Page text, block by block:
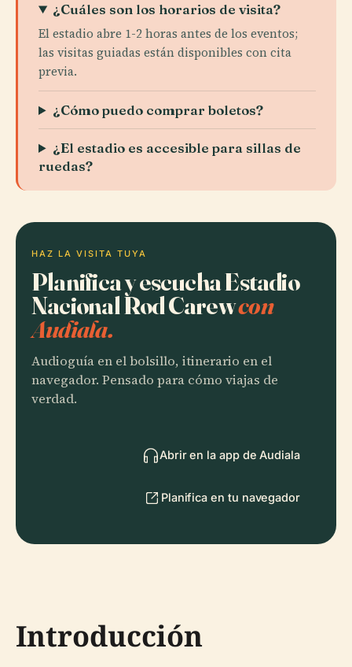
¿Cuáles son los horarios de visita?
El estadio abre 1-2 horas antes de los eventos;
las visitas guiadas están disponibles con cita
previa.
¿Cómo puedo comprar boletos?
¿El estadio es accesible para sillas de
ruedas?
HAZ LA VISITA TUYA
Planifica y escucha Estadio
Nacional Rod Carewcon
Audiala.
Audioguía en el bolsillo, itinerario en el
navegador. Pensado para cómo viajas de
verdad.
Abrir en la app de Audiala
Planifica en tu navegador
Introducción